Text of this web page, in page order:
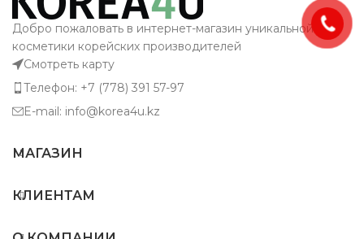
Добро пожаловать в интернет-магазин уникальной
косметики корейских производителей
Смотреть карту
Телефон: +7 (778) 391 57-97
E-mail: info@korea4u.kz
МАГАЗИН
КЛИЕНТАМ